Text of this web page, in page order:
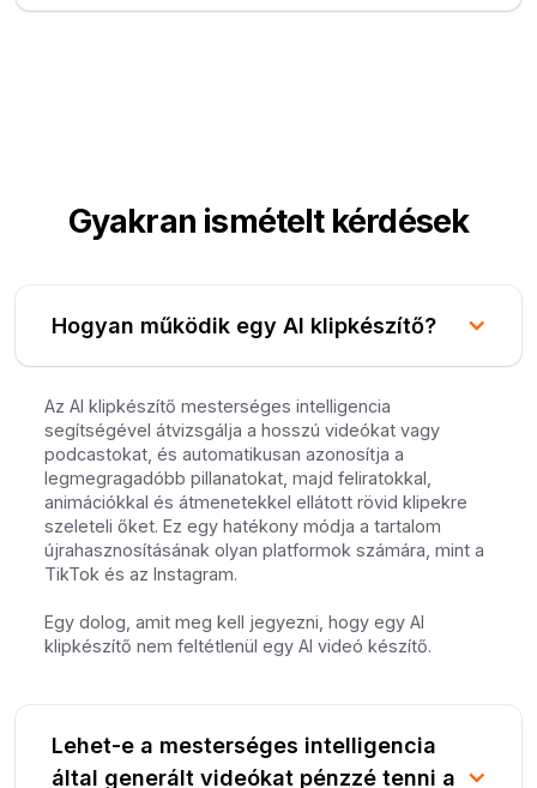
Gyakran ismételt kérdések
Hogyan működik egy AI klipkészítő?
Az AI klipkészítő mesterséges intelligencia
segítségével átvizsgálja a hosszú videókat vagy
podcastokat, és automatikusan azonosítja a
legmegragadóbb pillanatokat, majd feliratokkal,
animációkkal és átmenetekkel ellátott rövid klipekre
szeleteli őket. Ez egy hatékony módja a tartalom
újrahasznosításának olyan platformok számára, mint a
TikTok és az Instagram.
Egy dolog, amit meg kell jegyezni, hogy egy AI
klipkészítő nem feltétlenül egy AI videó készítő.
Lehet-e a mesterséges intelligencia
által generált videókat pénzzé tenni a